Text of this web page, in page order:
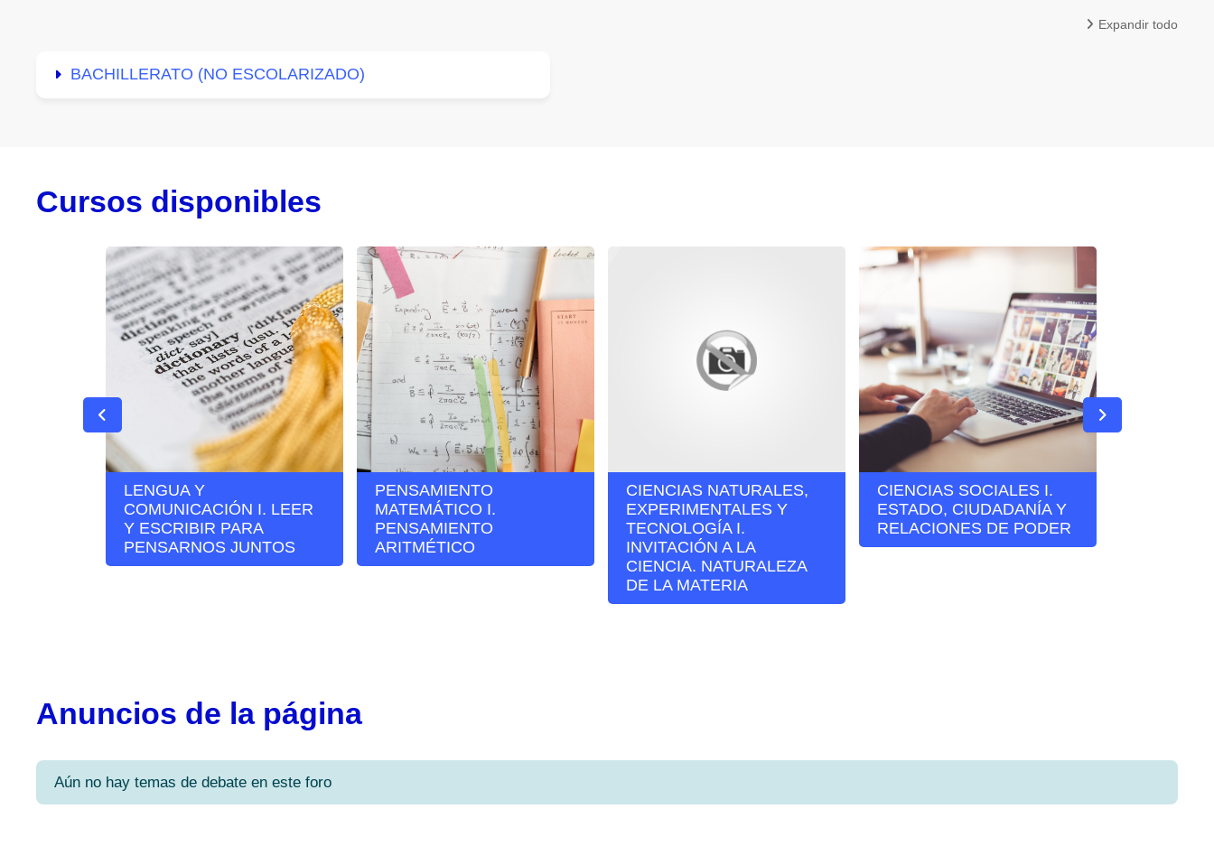
Expandir todo
BACHILLERATO (NO ESCOLARIZADO)
Cursos disponibles
LENGUA Y
COMUNICACIÓN I. LEER
Y ESCRIBIR PARA
PENSARNOS JUNTOS
PENSAMIENTO
MATEMÁTICO I.
PENSAMIENTO
ARITMÉTICO
CIENCIAS NATURALES,
EXPERIMENTALES Y
TECNOLOGÍA I.
INVITACIÓN A LA
CIENCIA. NATURALEZA
DE LA MATERIA
CIENCIAS SOCIALES I.
ESTADO, CIUDADANÍA Y
RELACIONES DE PODER
Anuncios de la página
Aún no hay temas de debate en este foro